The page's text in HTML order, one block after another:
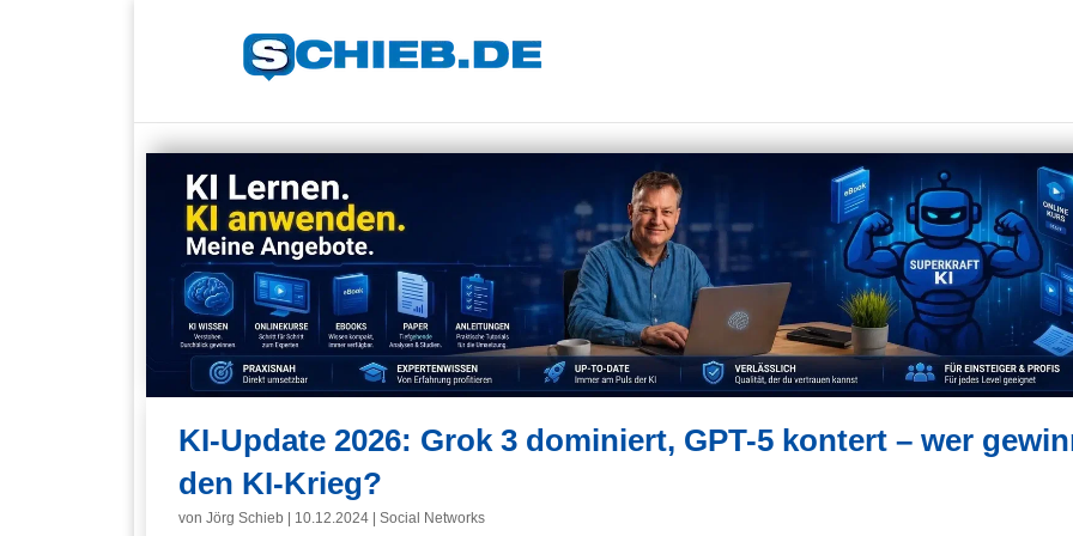
KI-Update 2026: Grok 3 dominiert, GPT-5 kontert – wer
den KI-Krieg?
von Jörg Schieb 10.12.2024 Social Networks